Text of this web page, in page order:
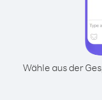
Wähle aus der